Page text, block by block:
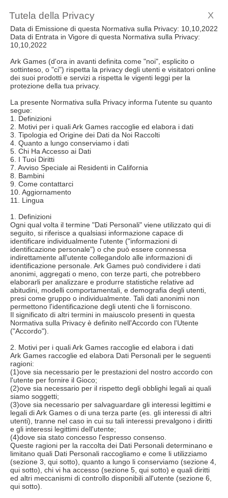
Tutela della Privacy X
Data di Emissione di questa Normativa sulla Privacy: 10,10,2022
Data di Entrata in Vigore di questa Normativa sulla Privacy:
10,10,2022
Ark Games (d'ora in avanti definita come "noi", esplicito o
sottinteso, o "ci") rispetta la privacy degli utenti e visitatori online
dei suoi prodotti e servizi a rispetta le vigenti leggi per la
protezione della tua privacy.
La presente Normativa sulla Privacy informa l'utente su quanto
segue:
1. Definizioni
2. Motivi per i quali Ark Games raccoglie ed elabora i dati
3. Tipologia ed Origine dei Dati da Noi Raccolti
4. Quanto a lungo conserviamo i dati
5. Chi Ha Accesso ai Dati
6. I Tuoi Diritti
7. Avviso Speciale ai Residenti in California
8. Bambini
9. Come contattarci
10. Aggiornamento
11. Lingua
1. Definizioni
Ogni qual volta il termine "Dati Personali" viene utilizzato qui di
seguito, si riferisce a qualsiasi informazione capace di
identificare individualmente l'utente ("informazioni di
identificazione personale") o che può essere connessa
indirettamente all'utente collegandolo alle informazioni di
identificazione personale. Ark Games può condividere i dati
anonimi, aggregati o meno, con terze parti, che potrebbero
elaborarli per analizzare e produrre statistiche relative ad
abitudini, modelli comportamentali, e demografia degli utenti,
presi come gruppo o individualmente. Tali dati anonimi non
permettono l'identificazione degli utenti che li forniscono.
Il significato di altri termini in maiuscolo presenti in questa
Normativa sulla Privacy è definito nell'Accordo con l'Utente
("Accordo").
2. Motivi per i quali Ark Games raccoglie ed elabora i dati
Ark Games raccoglie ed elabora Dati Personali per le seguenti
ragioni:
(1)ove sia necessario per le prestazioni del nostro accordo con
l'utente per fornire il Gioco;
(2)ove sia necessario per il rispetto degli obblighi legali ai quali
siamo soggetti;
(3)ove sia necessario per salvaguardare gli interessi legittimi e
legali di Ark Games o di una terza parte (es. gli interessi di altri
utenti), tranne nel caso in cui su tali interessi prevalgono i diritti
e gli interessi legittimi dell'utente;
(4)dove sia stato concesso l'espresso consenso.
Queste ragioni per la raccolta dei Dati Personali determinano e
limitano quali Dati Personali raccogliamo e come li utilizziamo
(sezione 3, qui sotto), quanto a lungo li conserviamo (sezione 4,
qui sotto), chi vi ha accesso (sezione 5, qui sotto) e quali diritti
ed altri meccanismi di controllo disponibili all'utente (sezione 6,
qui sotto).